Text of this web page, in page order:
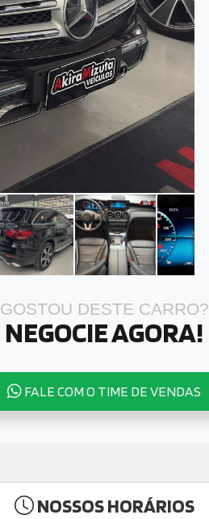
GOSTOU DESTE CARRO?
NEGOCIE AGORA!
FALE COM O TIME DE VENDAS
NOSSOS HORÁRIOS